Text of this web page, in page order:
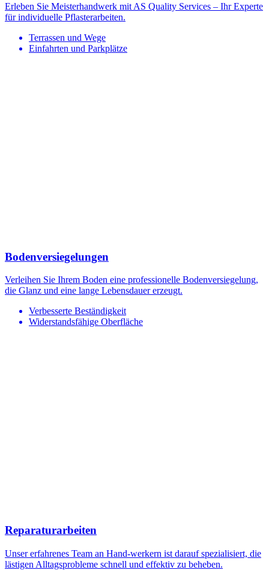
Erleben Sie Meisterhandwerk mit AS Quality Services – Ihr Experte
für individuelle Pflasterarbeiten.
Terrassen und Wege
Einfahrten und Parkplätze
Bodenversiegelungen
Verleihen Sie Ihrem Boden eine professionelle Bodenversiegelung,
die Glanz und eine lange Lebensdauer erzeugt.
Verbesserte Beständigkeit
Widerstandsfähige Oberfläche
Reparaturarbeiten
Unser erfahrenes Team an Hand-werkern ist darauf spezialisiert, die
lästigen Alltagsprobleme schnell und effektiv zu beheben.